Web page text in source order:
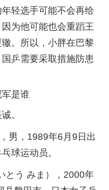
轻选手可能不会再给
为他可能也会重蹈王
。所以，小胖在巴黎
乒需要采取措施防患
是谁
。
男，1989年6月9日出
球运动员。
とう みま），2000年